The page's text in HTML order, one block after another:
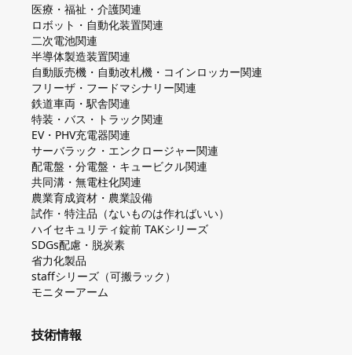
医療・福祉・介護関連
ロボット・自動化装置関連
二次電池関連
半導体製造装置関連
自動販売機・自動改札機・コインロッカー関連
フリーザ・フードマシナリー関連
鉄道車両・駅舎関連
特装・バス・トラック関連
EV・PHV充電器関連
サーバラック・エンクロージャー関連
配電盤・分電盤・キュービクル関連
共同溝・無電柱化関連
農業育成資材・農業設備
試作・特注品（ないものは作ればいい）
ハイセキュリティ錠前 TAKシリーズ
SDGs配慮・脱炭素
省力化製品
staffシリーズ（可搬ラック）
モニターアーム
技術情報